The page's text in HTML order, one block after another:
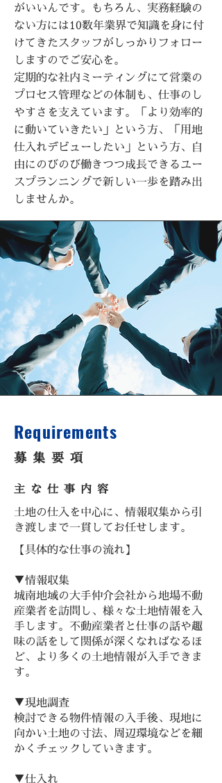
がいいんです。もちろん、実務経験の
ない方には10数年業界で知識を身に付
けてきたスタッフがしっかりフォロー
しますのでご安心を。
定期的な社内ミーティングにて営業の
プロセス管理などの体制も、仕事のし
やすさを支えています。「より効率的
に動いていきたい」という方、「用地
仕入れデビューしたい」という方、自
由にのびのび働きつつ成長できるユー
スプランニングで新しい一歩を踏み出
しませんか。
Requirements
募集要項
主な仕事内容
土地の仕入を中心に、情報収集から引
き渡しまで一貫してお任せします。
【具体的な仕事の流れ】
▼情報収集
城南地域の大手仲介会社から地場不動
産業者を訪問し、様々な土地情報を入
手します。不動産業者と仕事の話や趣
味の話をして関係が深くなればなるほ
ど、より多くの土地情報が入手できま
す。
▼現地調査
検討できる物件情報の入手後、現地に
向かい土地の寸法、周辺環境などを細
かくチェックしていきます。
▼仕入れ